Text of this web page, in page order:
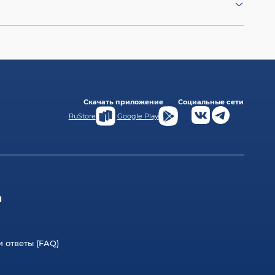
доход при операциях с акциями,
в российском банке.
Скачать приложение
RuStore Google Play
Социальные сети
ответы (FAQ)